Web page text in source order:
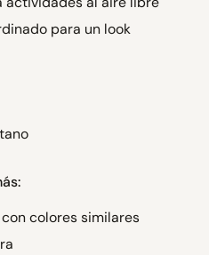
para un look
colores similares